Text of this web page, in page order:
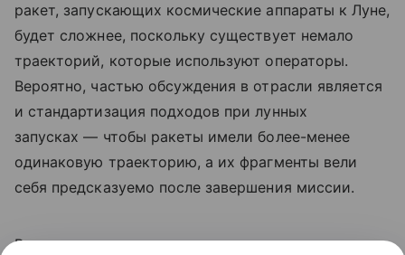
ракет, запускающих космические аппараты к Луне,
будет сложнее, поскольку существует немало
траекторий, которые используют операторы.
Вероятно, частью обсуждения в отрасли является
и стандартизация подходов при лунных
запусках — чтобы ракеты имели более-менее
одинаковую траекторию, а их фрагменты вели
себя предсказуемо после завершения миссии.
Ранее мырассказывалио предложении